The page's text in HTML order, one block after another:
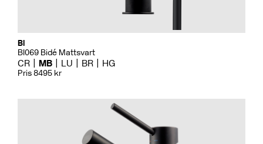
Bi
BI069 Bidé Mattsvart
CR MB LU BR HG
Pris 8495 kr